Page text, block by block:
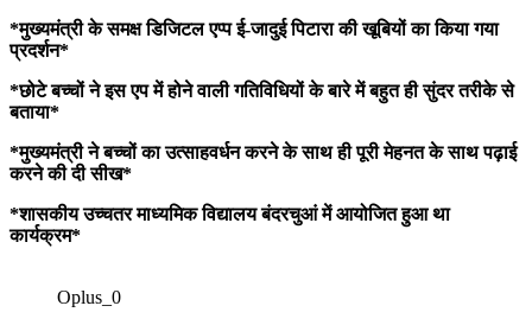
*मुख्यमंत्री के समक्ष डिजिटल एप्प ई-जादुई पिटारा की खूबियों का किया गया
प्रदर्शन*
*छोटे बच्चों ने इस एप में होने वाली गतिविधियों के बारे में बहुत ही सुंदर तरीके से
बताया*
*मुख्यमंत्री ने बच्चों का उत्साहवर्धन करने के साथ ही पूरी मेहनत के साथ पढ़ाई
करने की दी सीख*
*शासकीय उच्चतर माध्यमिक विद्यालय बंदरचुआं में आयोजित हुआ था
कार्यक्रम*
Oplus_0